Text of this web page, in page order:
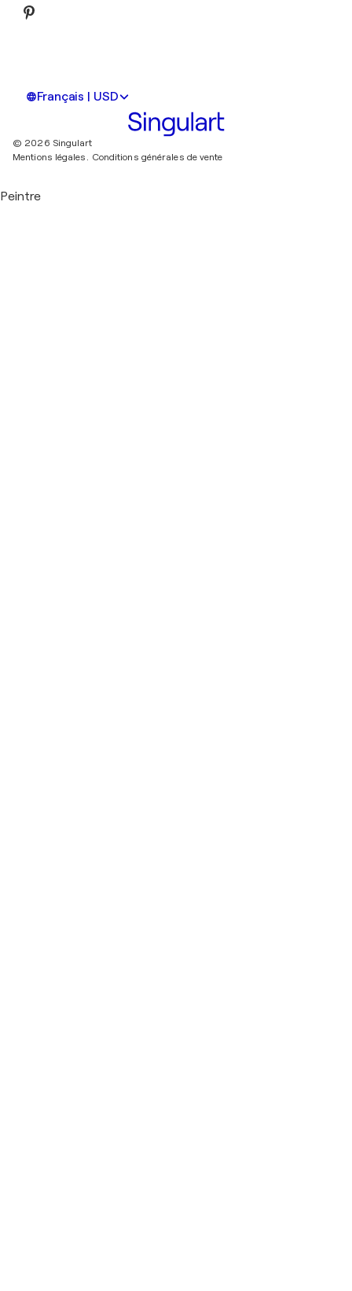
Français | USD
© 2026 Singulart
Mentions légales. Conditions générales de vente
Peintre